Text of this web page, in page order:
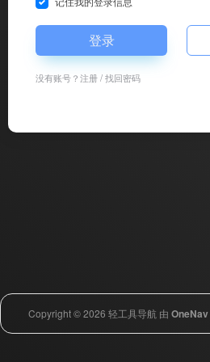
登录
没有账号？注册/找回密码
Copyright © 2026 轻工具导航 由 OneNav